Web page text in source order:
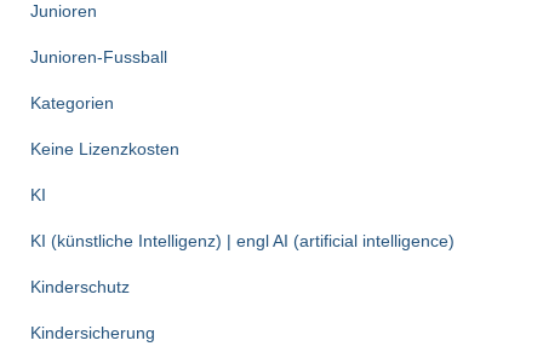
Junioren
Junioren-Fussball
Kategorien
Keine Lizenzkosten
KI
KI (künstliche Intelligenz) | engl AI (artificial intelligence)
Kinderschutz
Kindersicherung